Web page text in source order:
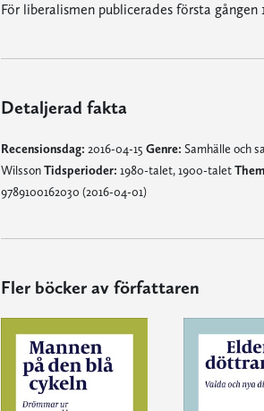
För liberalismen publicerades första gången
Detaljerad fakta
Recensionsdag: 2016-04-15 Genre: Samhälle och
WilssonTidsperioder: 1980-talet, 1900-talet
9789100162030 (2016-04-01)
Fler böcker av författaren